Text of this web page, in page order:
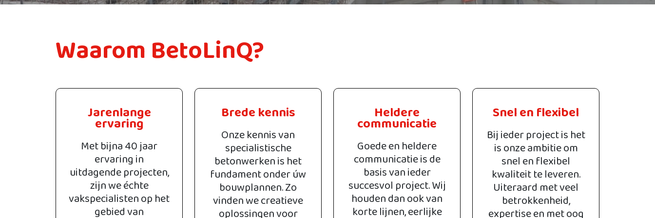
Waarom BetoLinQ?
Jarenlange
ervaring
Met bijna 40 jaar
ervaring in
uitdagende projecten,
zijn we échte
vakspecialisten op het
Brede kennis
Onze kennis van
specialistische
betonwerken is het
fundament onder úw
bouwplannen. Zo
vinden we creatieve
Heldere
communicatie
Goede en heldere
communicatie is de
basis van ieder
succesvol project. Wij
houden dan ook van
Snel en flexibel
Bij ieder project is het
is onze ambitie om
snel en flexibel
kwaliteit te leveren.
Uiteraard met veel
betrokkenheid,